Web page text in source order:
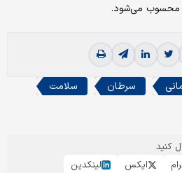
محسوب می‌شود.
سرطان
سلامت
کنید
ایکس لینکدین